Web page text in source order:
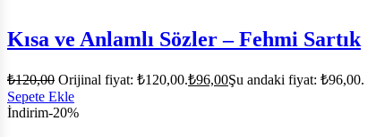
Kısa ve Anlamlı Sözler – Fehmi Sartık
₺120,00 Orijinal fiyat: ₺120,00.₺96,00Şu andaki fiyat: ₺96,00.
Sepete Ekle
İndirim-20%